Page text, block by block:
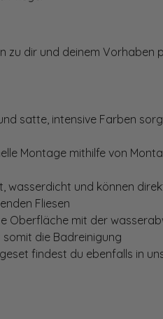
dir und deinem
satte, intensive Farben
Montage mithilfe von
wasserdicht und können
Fliesen
Oberfläche mit der
die Badreinigung
findest du ebenfalls in